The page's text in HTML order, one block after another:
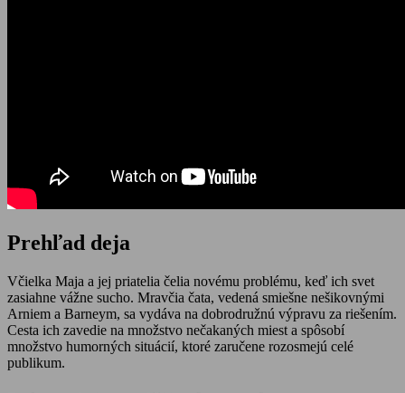
Prehľad deja
Včielka Maja a jej priatelia čelia novému problému, keď ich svet
zasiahne vážne sucho. Mravčia čata, vedená smiešne nešikovnými
Arniem a Barneym, sa vydáva na dobrodružnú výpravu za riešením.
Cesta ich zavedie na množstvo nečakaných miest a spôsobí
množstvo humorných situácií, ktoré zaručene rozosmejú celé
publikum.